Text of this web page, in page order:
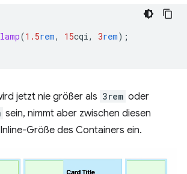
(1.5rem, 15cqi, 3rem);
jetzt nie größer als 3rem oder
sein, nimmt aber zwischen diesen
Größe des Containers ein.